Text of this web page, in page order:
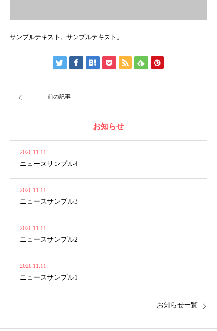
サンプルテキスト。サンプルテキスト。
前の記事
お知らせ
2020.11.11
ニュースサンプル4
2020.11.11
ニュースサンプル3
2020.11.11
ニュースサンプル2
2020.11.11
ニュースサンプル1
お知らせ一覧